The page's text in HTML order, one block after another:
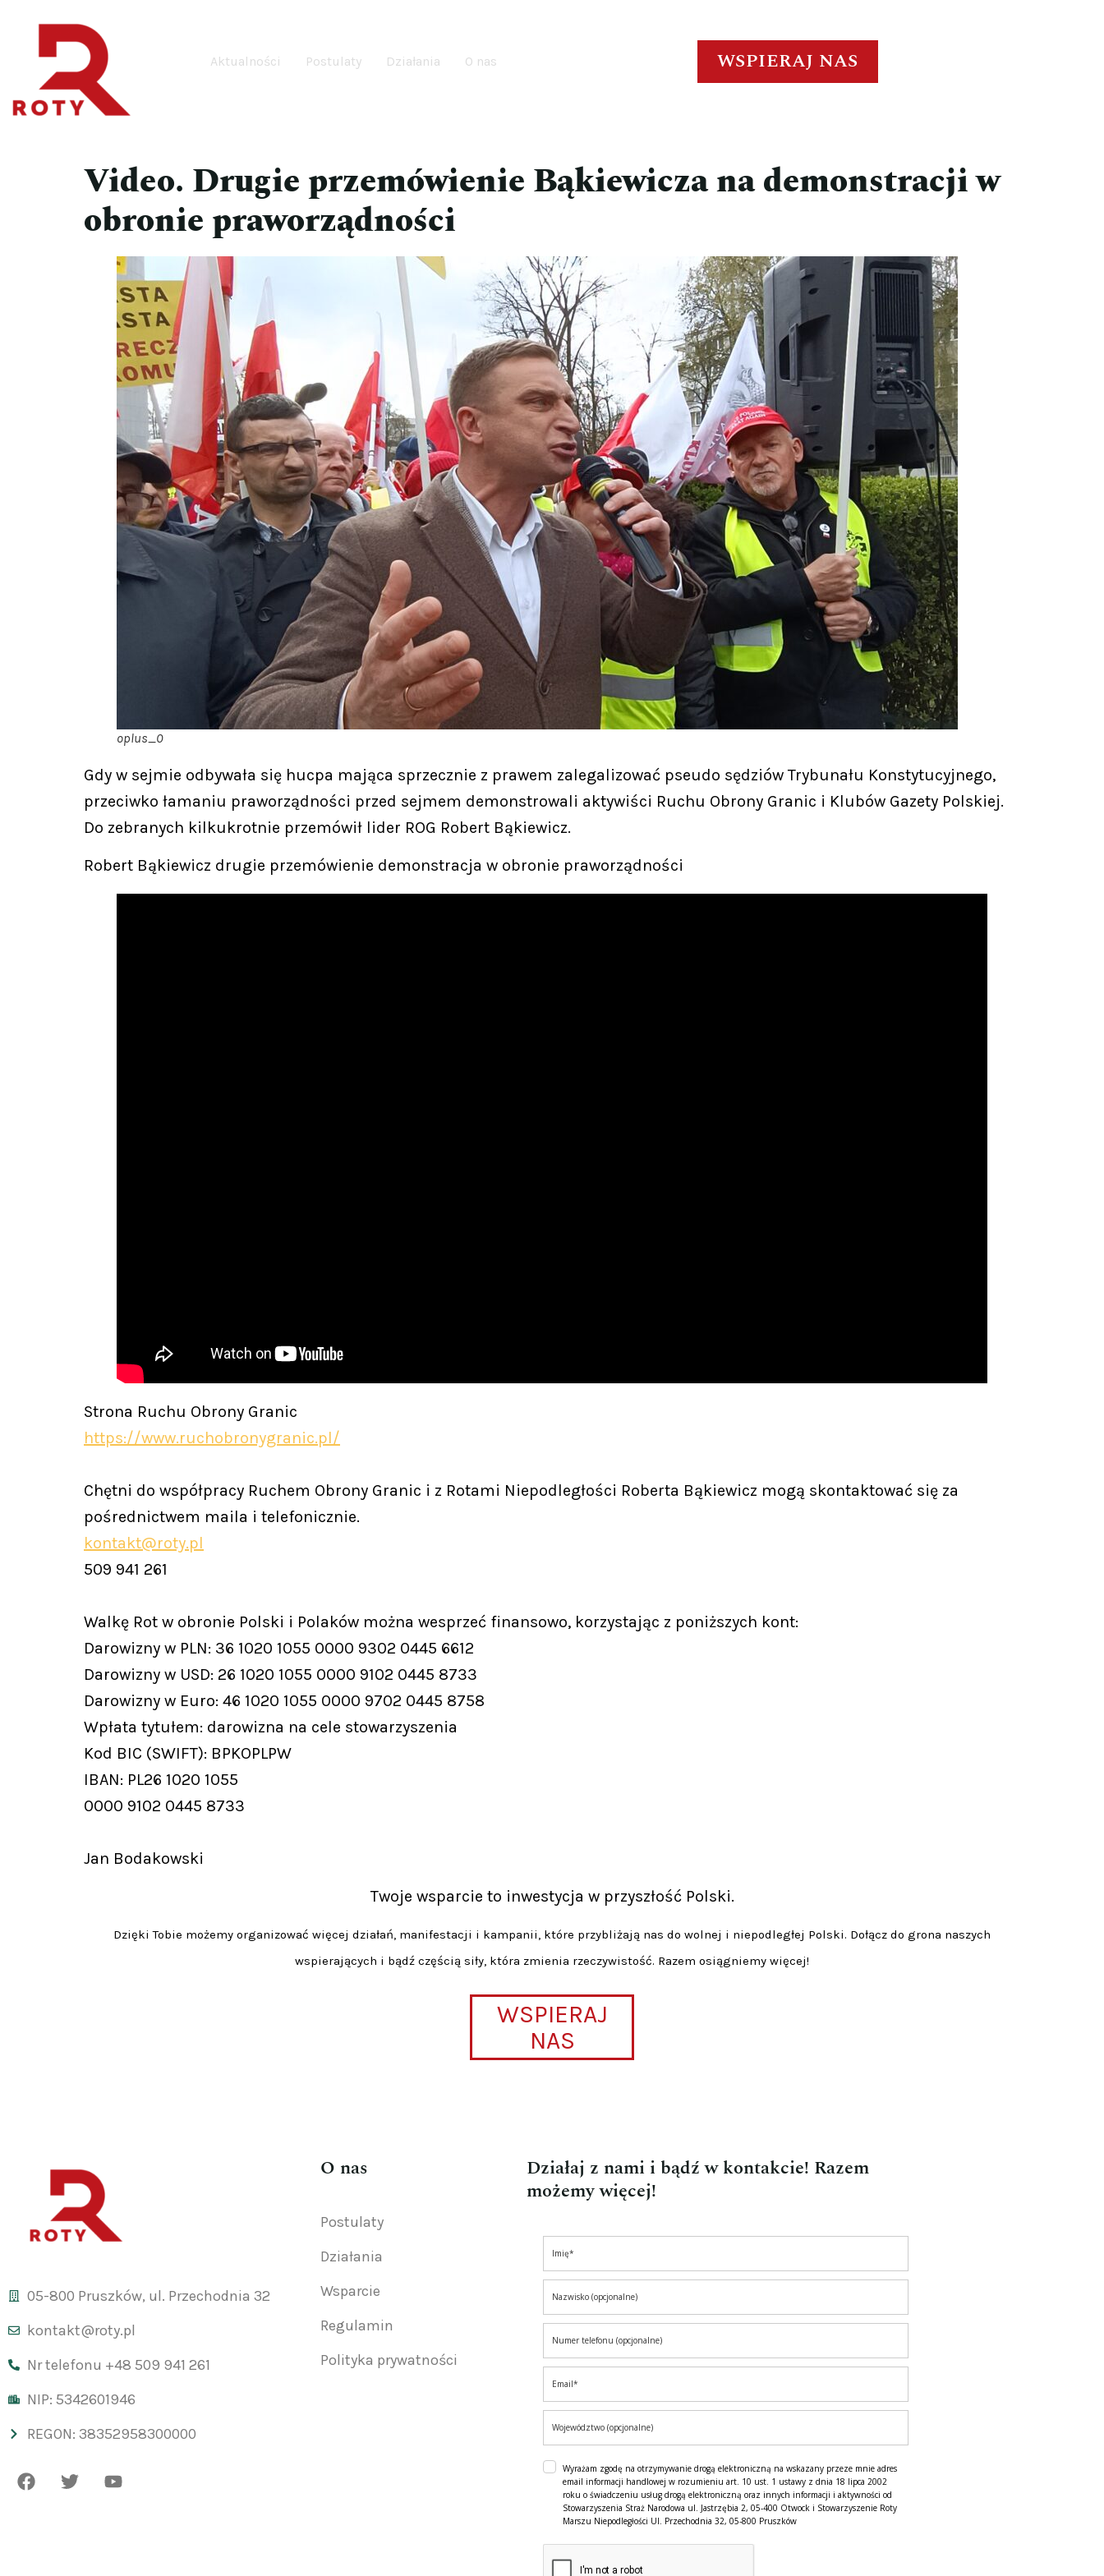
Aktualności Postulaty Działania O nas WSPIERAJ NAS
Video. Drugie przemówienie Bąkiewicza na demonstracji w
obronie praworządności
oplus_0
Gdy w sejmie odbywała się hucpa mająca sprzecznie z prawem zalegalizować pseudo sędziów Trybunału Konstytucyjnego,
przeciwko łamaniu praworządności przed sejmem demonstrowali aktywiści Ruchu Obrony Granic i Klubów Gazety Polskiej.
Do zebranych kilkukrotnie przemówił lider ROG Robert Bąkiewicz.
Robert Bąkiewicz drugie przemówienie demonstracja w obronie praworządności
Strona Ruchu Obrony Granic
https://www.ruchobronygranic.pl/
Chętni do współpracy Ruchem Obrony Granic i z Rotami Niepodległości Roberta Bąkiewicz mogą skontaktować się za
pośrednictwem maila i telefonicznie.
kontakt@roty.pl
509 941 261
Walkę Rot w obronie Polski i Polaków można wesprzeć finansowo, korzystając z poniższych kont:
Darowizny w PLN: 36 1020 1055 0000 9302 0445 6612
Darowizny w USD: 26 1020 1055 0000 9102 0445 8733
Darowizny w Euro: 46 1020 1055 0000 9702 0445 8758
Wpłata tytułem: darowizna na cele stowarzyszenia
Kod BIC (SWIFT): BPKOPLPW
IBAN: PL26 1020 1055
0000 9102 0445 8733
Jan Bodakowski
Twoje wsparcie to inwestycja w przyszłość Polski.
Dzięki Tobie możemy organizować więcej działań, manifestacji i kampanii, które przybliżają nas do wolnej i niepodległej Polski. Dołącz do grona naszych
wspierających i bądź częścią siły, która zmienia rzeczywistość. Razem osiągniemy więcej!
WSPIERAJ
NAS
05-800 Pruszków, ul. Przechodnia 32
kontakt@roty.pl
Nr telefonu +48 509 941 261
NIP: 5342601946
REGON: 38352958300000
O nas
Postulaty
Działania
Wsparcie
Regulamin
Polityka prywatności
Działaj z nami i bądź w kontakcie! Razem
możemy więcej!
Wyrażam zgodę na otrzymywanie drogą elektroniczną na wskazany przeze mnie adres
email informacji handlowej w rozumieniu art. 10 ust. 1 ustawy z dnia 18 lipca 2002
roku o świadczeniu usług drogą elektroniczną oraz innych informacji i aktywności od
Stowarzyszenia Straż Narodowa ul. Jastrzębia 2, 05-400 Otwock i Stowarzyszenie Roty
Marszu Niepodległości Ul. Przechodnia 32, 05-800 Pruszków